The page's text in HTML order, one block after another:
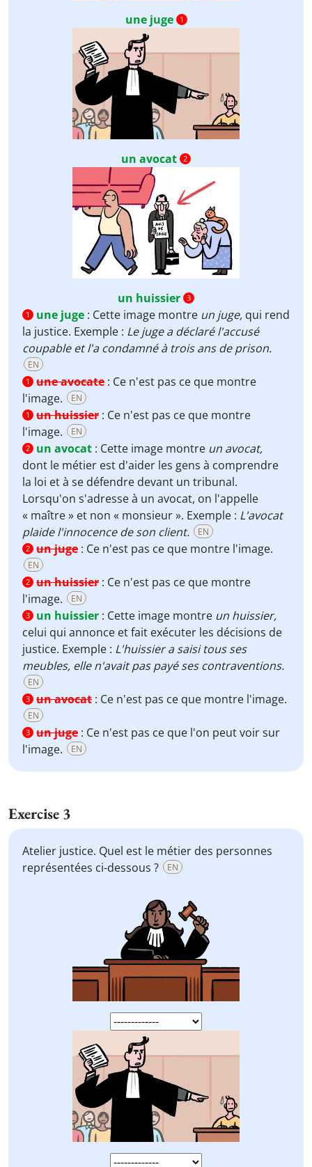
une juge 1
un avocat 2
un huissier 3
1
une juge : Cette image montre un juge, qui rend
la justice. Exemple : Le juge a déclaré l'accusé
coupable et l'a condamné à trois ans de prison.
EN
1 une avocate : Ce n'est pas ce que montre
l'image.
EN
1 un huissier : Ce n'est pas ce que montre
l'image.
EN
2 un avocat : Cette image montre un avocat,
dont le métier est d'aider les gens à comprendre
la loi et à se défendre devant un tribunal.
Lorsqu'on s'adresse à un avocat, on l'appelle
« maître » et non « monsieur ». Exemple : L'avocat
plaide l'innocence de son client.
EN
2 un juge : Ce n'est pas ce que montre l'image.
EN
2 un huissier : Ce n'est pas ce que montre
l'image.
EN
3 un huissier : Cette image montre un huissier,
celui qui annonce et fait exécuter les décisions de
justice. Exemple : L'huissier a saisi tous ses
meubles, elle n'avait pas payé ses contraventions.
EN
3 un avocat : Ce n'est pas ce que montre l'image.
EN
3 un juge : Ce n'est pas ce que l'on peut voir sur
l'image.
EN
Exercise 3
Atelier justice. Quel est le métier des personnes
représentées ci-dessous ?
EN